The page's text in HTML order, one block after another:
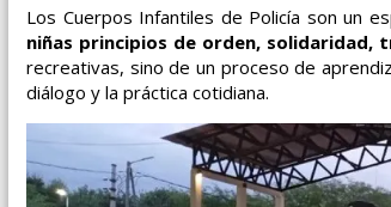
Los Cuerpos Infantiles de Policía son un
niñas principios de orden, solidaridad,
recreativas, sino de un proceso de
diálogo y la práctica cotidiana.